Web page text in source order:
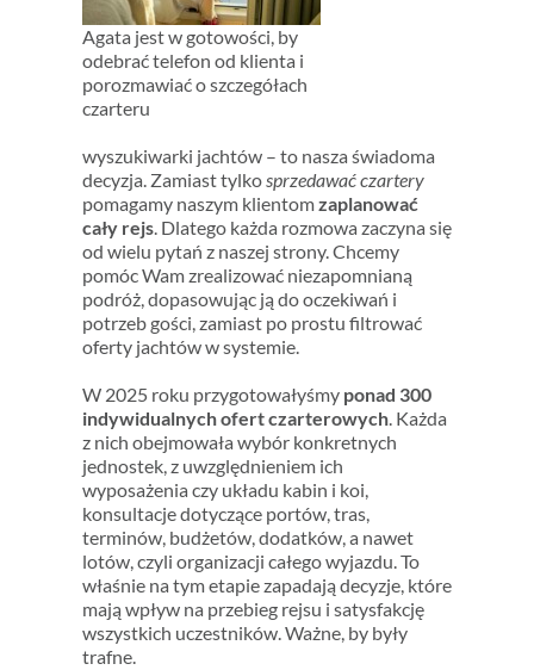
Agata jest w gotowości, by
odebrać telefon od klienta i
porozmawiać o szczegółach
czarteru
wyszukiwarki jachtów – to nasza świadoma
decyzja. Zamiast tylkosprzedawać czartery
pomagamy naszym klientomzaplanować
cały rejs. Dlatego każda rozmowa zaczyna się
od wielu pytań z naszej strony. Chcemy
pomóc Wam zrealizować niezapomnianą
podróż, dopasowując ją do oczekiwań i
potrzeb gości, zamiast po prostu filtrować
oferty jachtów w systemie.
W 2025 roku przygotowałyśmy ponad 300
indywidualnych ofert czarterowych. Każda
z nich obejmowała wybór konkretnych
jednostek, z uwzględnieniem ich
wyposażenia czy układu kabin i koi,
konsultacje dotyczące portów, tras,
terminów, budżetów, dodatków, a nawet
lotów, czyli organizacji całego wyjazdu. To
właśnie na tym etapie zapadają decyzje, które
mają wpływ na przebieg rejsu i satysfakcję
wszystkich uczestników. Ważne, by były
trafne.